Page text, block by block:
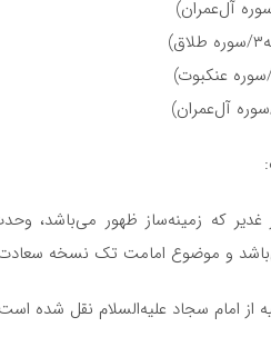
که زمینه‌ساز ظهور می‌باشد،
و موضوع امامت تک نسخه
از امام سجاد علیه‌السلام نقل شده